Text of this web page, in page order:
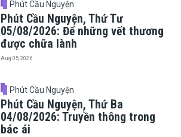
Phút Cầu Nguyện
Phút Cầu Nguyện, Thứ Tư
05/08/2026: Để những vết thương
được chữa lành
Aug 05, 2026
Phút Cầu Nguyện
Phút Cầu Nguyện, Thứ Ba
04/08/2026: Truyền thông trong
bác ái